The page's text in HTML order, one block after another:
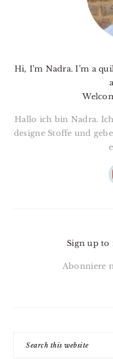
Hi, I’m Nadra. I’m a
Hallo ich bin Nadra.
designe Stoffe und
Sign up to
Abonniere